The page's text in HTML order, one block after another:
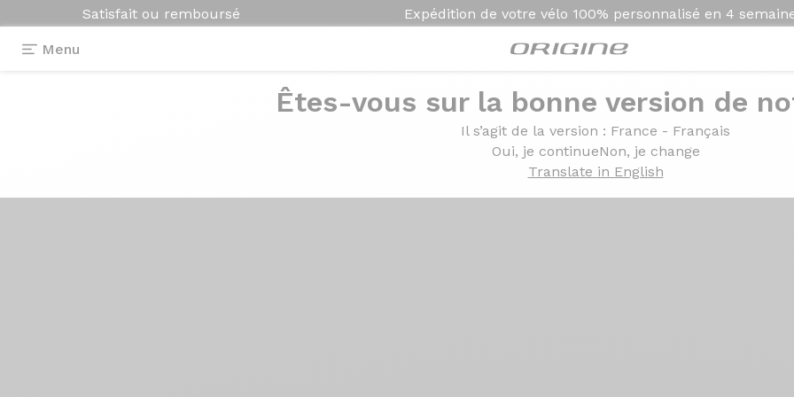
Satisfait ou remboursé Expédition de votre vélo 100% personnalisé en 4
Menu
Êtes-vous sur la bonne version de
Il s’agit de la version : France - Français
Oui, je continueNon, je change
Translate in English
Présentation